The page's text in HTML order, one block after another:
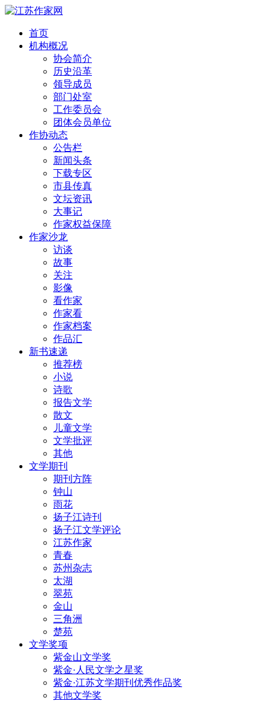
首页
机构概况
协会简介
历史沿革
领导成员
部门处室
工作委员会
团体会员单位
作协动态
公告栏
新闻头条
下载专区
市县传真
文坛资讯
大事记
作家权益保障
作家沙龙
访谈
故事
关注
影像
看作家
作家看
作家档案
作品汇
新书速递
推荐榜
小说
诗歌
报告文学
散文
儿童文学
文学批评
其他
文学期刊
期刊方阵
钟山
雨花
扬子江诗刊
扬子江文学评论
江苏作家
青春
苏州杂志
太湖
翠苑
金山
三角洲
楚苑
文学奖项
紫金山文学奖
紫金·人民文学之星奖
紫金·江苏文学期刊优秀作品奖
其他文学奖